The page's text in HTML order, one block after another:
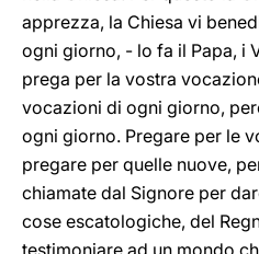
apprezza, la Chiesa vi
ogni giorno, - lo fa il Papa, i
prega per la vostra
vocazioni di ogni giorno,
ogni giorno. Pregare per le
pregare per quelle nuove,
chiamate dal Signore per
cose escatologiche, del
testimoniare ad un mondo